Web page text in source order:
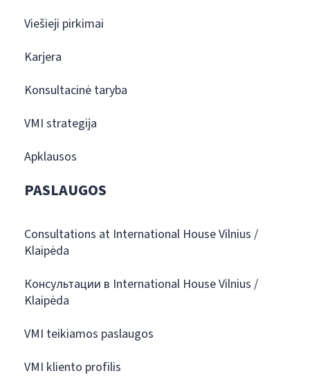
Viešieji pirkimai
Karjera
Konsultacinė taryba
VMI strategija
Apklausos
PASLAUGOS
Consultations at International House Vilnius /
Klaipėda
Консультации в International House Vilnius /
Klaipėda
VMI teikiamos paslaugos
VMI kliento profilis